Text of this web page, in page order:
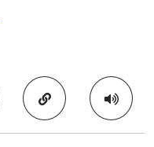
Copiar para área